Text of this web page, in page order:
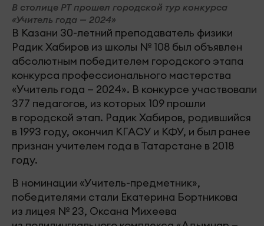
В столице РТ прошел городской тур конкурса
«Учитель года — 2024»
В Казани 30-летний преподаватель физики
Радик Хабиров из школы № 108 был объявлен
абсолютным победителем городского этапа
конкурса профессионального мастерства
«Учитель года — 2024». В конкурсе участвовали
377 педагогов, из которых 109 прошли
в городской этап. Радик Хабиров, родившийся
в 1993 году, окончил КГАСУ и КФУ, и был ранее
признан учителем года в Татарстане в 2018
году.
В номинации «Учитель-предметник»,
победителями стали Екатерина Бортникова
из лицея № 23, Оксана Михеева